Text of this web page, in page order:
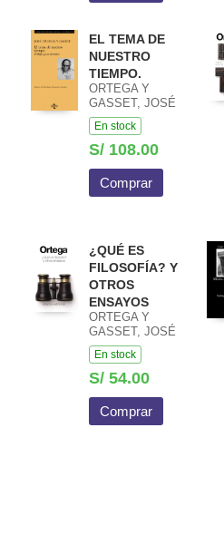
EL TEMA DE
NUESTRO
TIEMPO.
ORTEGA Y
GASSET, JOSÉ
En stock
S/ 108.00
Comprar
¿QUÉ ES
FILOSOFÍA? Y
OTROS
ENSAYOS
ORTEGA Y
GASSET, JOSÉ
En stock
S/ 54.00
Comprar